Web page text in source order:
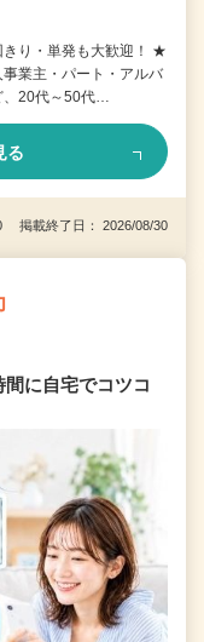
きり・単発も大歓迎！ ★
業主・パート・アルバ
20代～50代…
る
掲載終了日： 2026/08/30
に自宅でコツコ